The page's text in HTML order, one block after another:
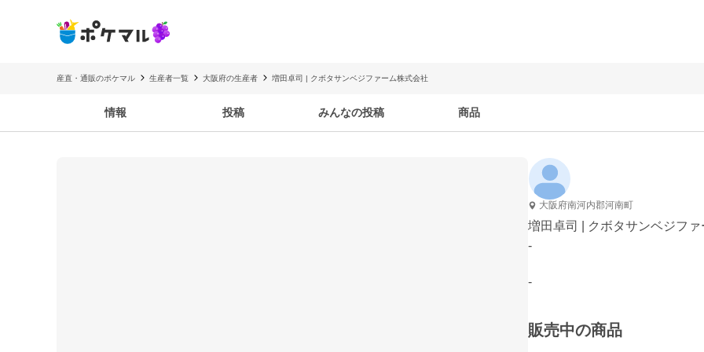
産直・通販のポケマル 生産者一覧 大阪府の生産者 増田卓司 | クボタサンベジファーム株式会社
情報 投稿 みんなの投稿 商品
大阪府南河内郡河南町
増田卓司 | クボタサンベジフ
-
-
販売中の商品